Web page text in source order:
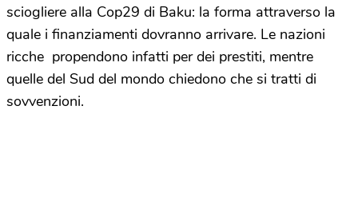
sciogliere alla Cop29 di Baku: la forma attraverso la
quale i finanziamenti dovranno arrivare. Le nazioni
ricche propendono infatti per dei prestiti, mentre
quelle del Sud del mondo chiedono che si tratti di
sovvenzioni.